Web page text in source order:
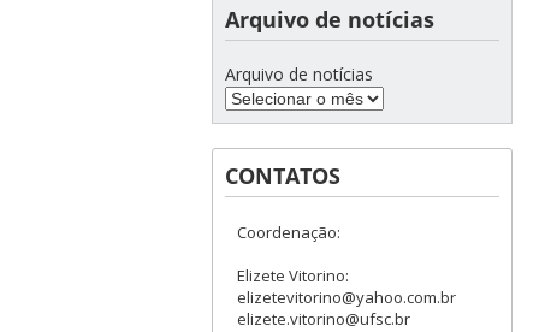
Arquivo de notícias
Arquivo de notícias
CONTATOS
Coordenação:
Elizete Vitorino:
elizetevitorino@yahoo.com.br
elizete.vitorino@ufsc.br